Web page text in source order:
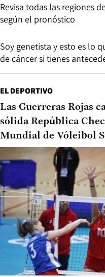
Revisa todas las regiones
según el pronóstico
Soy genetista y esto es lo
de cáncer si tienes
EL DEPORTIVO
Las Guerreras Rojas
sólida República
Mundial de Vóleibol